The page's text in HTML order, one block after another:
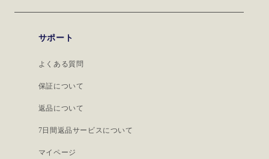
サポート
よくある質問
保証について
返品について
7日間返品サービスについて
マイページ